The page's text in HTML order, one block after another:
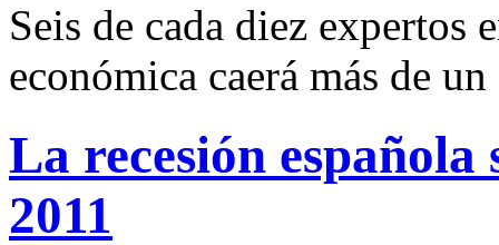
Seis de cada diez expertos
económica caerá más de
La recesión
2011